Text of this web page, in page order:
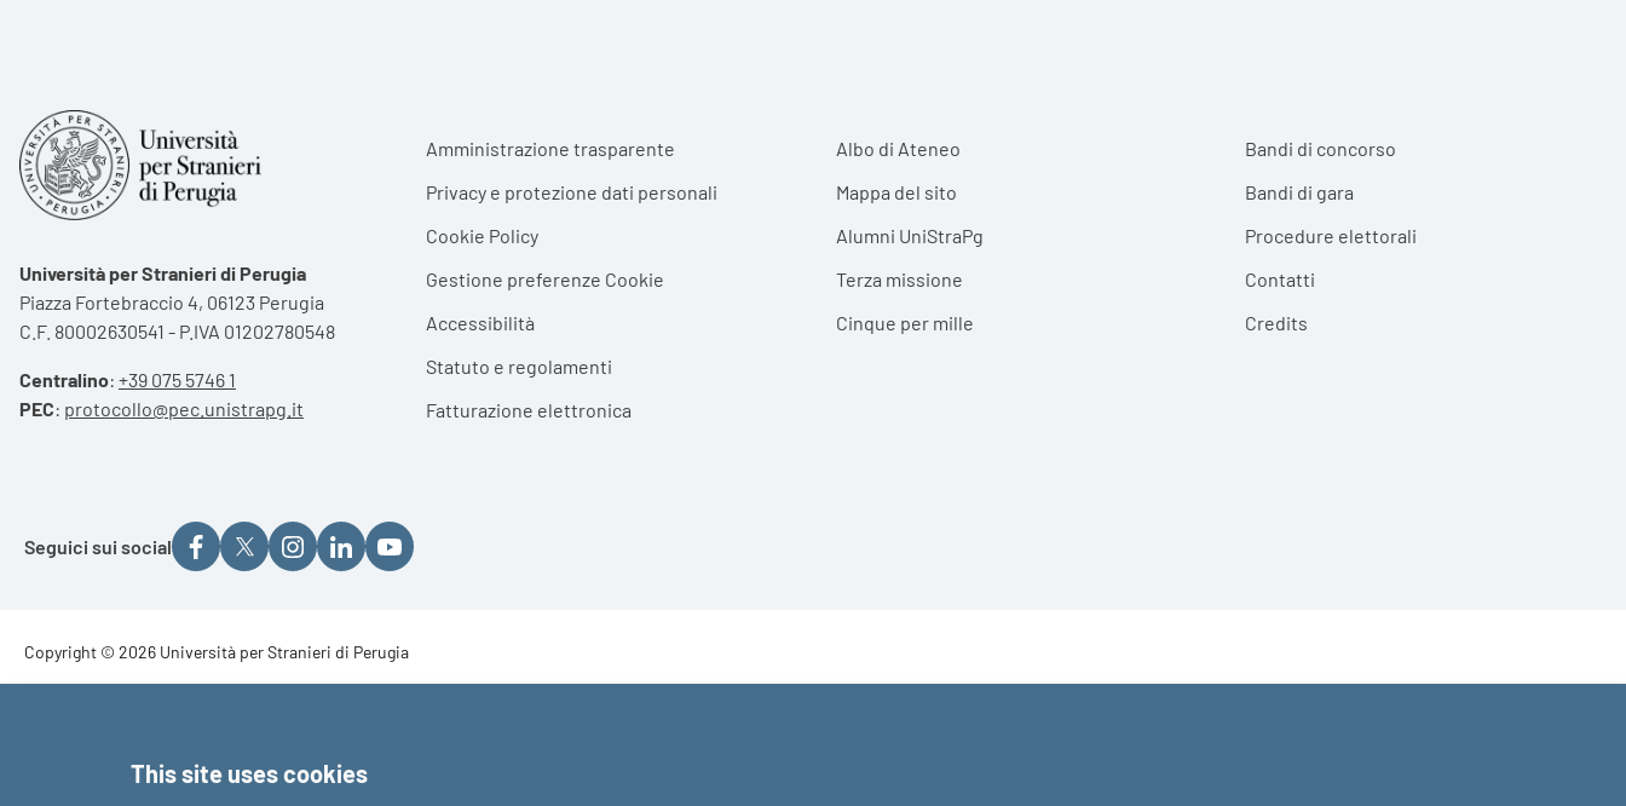
Università per Stranieri di Perugia
Piazza Fortebraccio 4, 06123 Perugia
C.F. 80002630541 - P.IVA 01202780548
Centralino: +39 075 5746 1
PEC: protocollo@pec.unistrapg.it
Footer menu
Amministrazione trasparente
Privacy e protezione dati personali
Cookie Policy
Gestione preferenze Cookie
Accessibilità
Statuto e regolamenti
Fatturazione elettronica
Albo di Ateneo
Mappa del sito
Alumni UniStraPg
Terza missione
Cinque per mille
Bandi di concorso
Bandi di gara
Procedure elettorali
Contatti
Credits
Seguici sui social
Footer - Copyright
Copyright © 2026 Università per Stranieri di Perugia
This site uses cookies